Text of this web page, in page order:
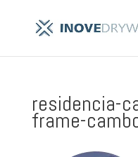
residencia-
frame-